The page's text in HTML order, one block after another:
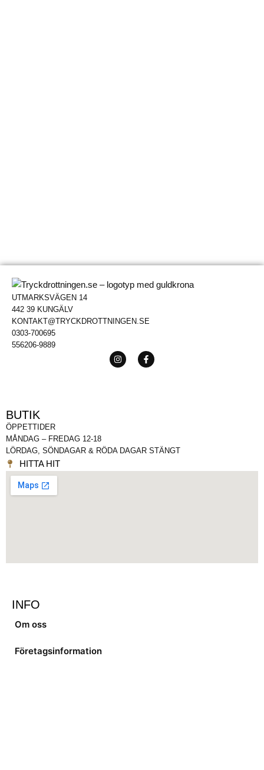
UTMARKSVÄGEN 14
442 39 KUNGÄLV
KONTAKT@TRYCKDROTTNINGEN.SE
0303-700695
556206-9889
BUTIK
ÖPPETTIDER
MÅNDAG – FREDAG 12-18
LÖRDAG, SÖNDAGAR & RÖDA DAGAR STÄNGT
HITTA HIT
INFO
Om oss
Företagsinformation